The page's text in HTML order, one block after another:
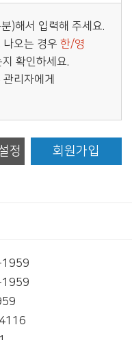
)해서 입력해 주세요.
오는 경우 한/영
확인하세요.
리자에게
정 회원가입